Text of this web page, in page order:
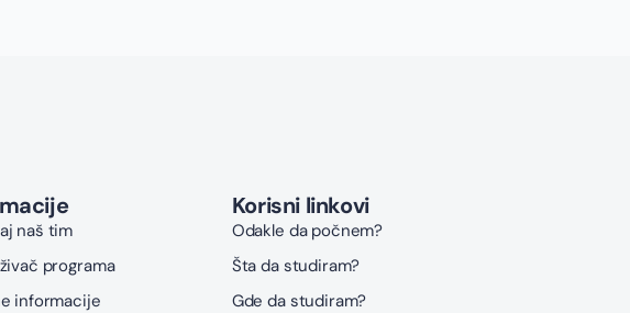
naš tim
programa
informacije
Korisni linkovi
Odakle da počnem?
Šta da studiram?
Gde da studiram?